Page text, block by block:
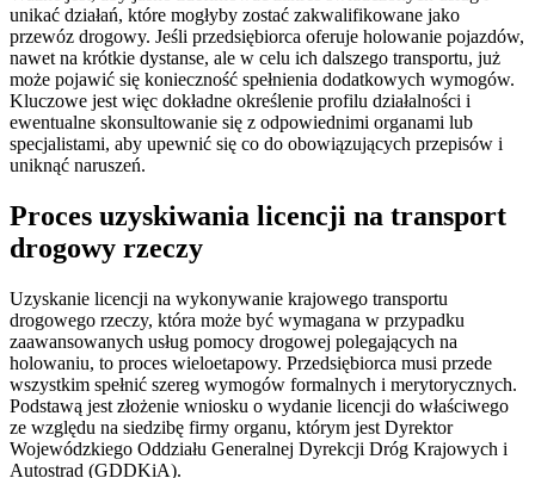
unikać działań, które mogłyby zostać zakwalifikowane jako
przewóz drogowy. Jeśli przedsiębiorca oferuje holowanie pojazdów,
nawet na krótkie dystanse, ale w celu ich dalszego transportu, już
może pojawić się konieczność spełnienia dodatkowych wymogów.
Kluczowe jest więc dokładne określenie profilu działalności i
ewentualne skonsultowanie się z odpowiednimi organami lub
specjalistami, aby upewnić się co do obowiązujących przepisów i
uniknąć naruszeń.
Proces uzyskiwania licencji na transport
drogowy rzeczy
Uzyskanie licencji na wykonywanie krajowego transportu
drogowego rzeczy, która może być wymagana w przypadku
zaawansowanych usług pomocy drogowej polegających na
holowaniu, to proces wieloetapowy. Przedsiębiorca musi przede
wszystkim spełnić szereg wymogów formalnych i merytorycznych.
Podstawą jest złożenie wniosku o wydanie licencji do właściwego
ze względu na siedzibę firmy organu, którym jest Dyrektor
Wojewódzkiego Oddziału Generalnej Dyrekcji Dróg Krajowych i
Autostrad (GDDKiA).